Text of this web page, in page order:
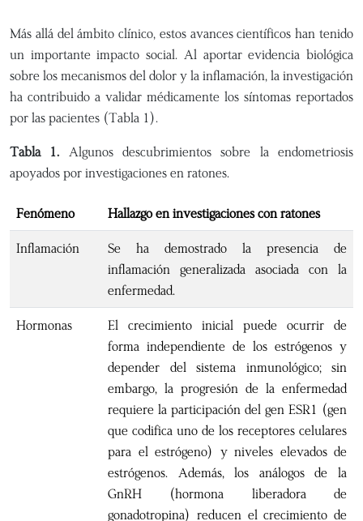
Más allá del ámbito clínico, estos avances científicos han tenido
un importante impacto social. Al aportar evidencia biológica
sobre los mecanismos del dolor y la inflamación, la investigación
ha contribuido a validar médicamente los síntomas reportados
por las pacientes (Tabla 1).
Tabla 1. Algunos descubrimientos sobre la endometriosis
apoyados por investigaciones en ratones.
Fenómeno Hallazgo en investigaciones con ratones
Inflamación
Se ha demostrado la presencia de
inflamación generalizada asociada con la
enfermedad.
Hormonas
El crecimiento inicial puede ocurrir de
forma independiente de los estrógenos y
depender del sistema inmunológico; sin
embargo, la progresión de la enfermedad
requiere la participación del gen ESR1 (gen
que codifica uno de los receptores celulares
para el estrógeno) y niveles elevados de
estrógenos. Además, los análogos de la
GnRH (hormona liberadora de
gonadotropina) reducen el crecimiento de